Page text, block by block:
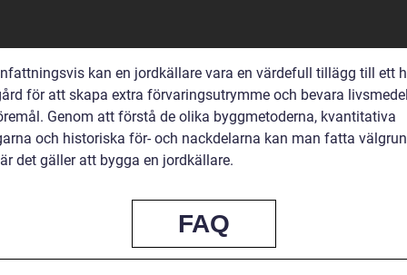
kan en jordkällare vara en värdefull tillägg till ett
för att skapa extra förvaringsutrymme och bevara
Genom att förstå de olika byggmetoderna, kvantitativa
och historiska för- och nackdelarna kan man fatta
det gäller att bygga en jordkällare.
FAQ